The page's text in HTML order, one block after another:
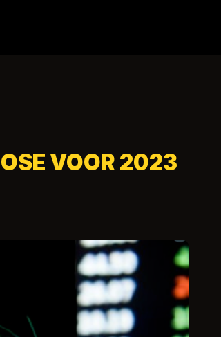
VOOR 2023